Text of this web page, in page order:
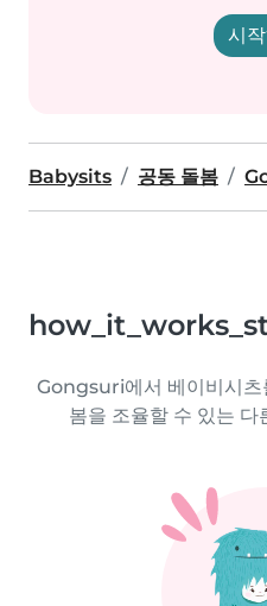
시
Babysits 공동 돌봄
Gongsuri에서 베이비시츠
봄을 조율할 수 있는